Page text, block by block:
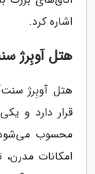
اشاره کرد.
هتل آوبِرژ
هتل آوبِرژ
قرار دارد و
محسوب
امکانات مدرن،